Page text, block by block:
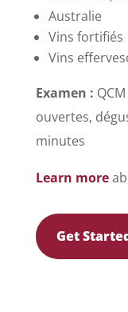
Australie
Vins fortifiés
Vins
Examen :
ouvertes,
minutes
Learn more
Get